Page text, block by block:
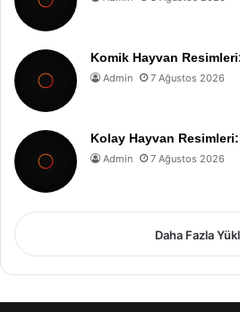
Komik Hayvan
Admin 7 Ağustos 2026
Kolay Hayvan
Admin 7 Ağustos 2026
Daha Fazla